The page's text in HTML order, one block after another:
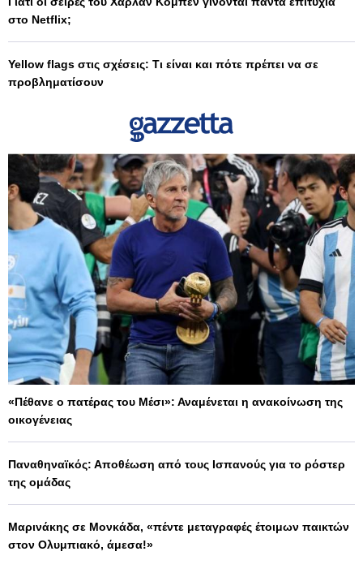
στο Netflix;
Yellow flags στις σχέσεις: Τι είναι και πότε πρέπει να σε
προβληματίσουν
«Πέθανε ο πατέρας του Μέσι»: Αναμένεται η ανακοίνωση της
οικογένειας
Παναθηναϊκός: Αποθέωση από τους Ισπανούς για το ρόστερ
της ομάδας
Μαρινάκης σε Μονκάδα, «πέντε μεταγραφές έτοιμων παικτών
στον Ολυμπιακό, άμεσα!»